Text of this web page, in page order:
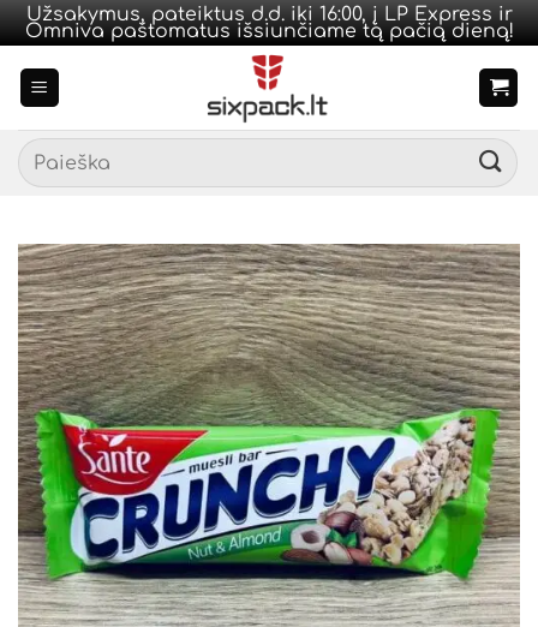
Užsakymus, pateiktus d.d. iki 16:00, į LP Express ir
Omniva paštomatus išsiunčiame tą pačią dieną!
Ieškoti: